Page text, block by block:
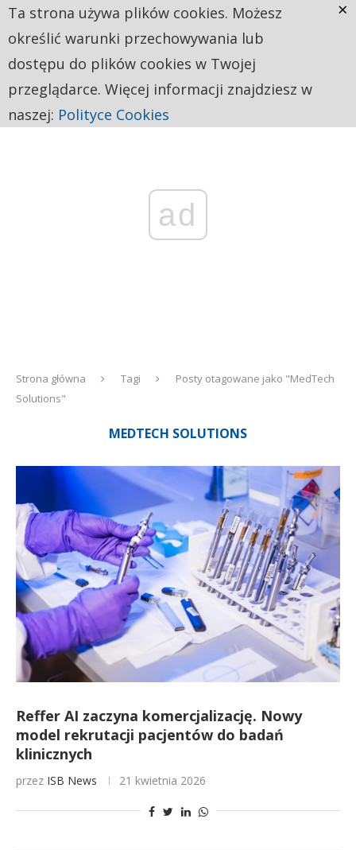
ad
Strona główna Tagi
Posty otagowane jako "MedTech
Solutions"
MEDTECH SOLUTIONS
Reffer AI zaczyna komercjalizację. Nowy
model rekrutacji pacjentów do badań
klinicznych
przez ISB News 21 kwietnia 2026
Ta strona używa plików cookies. Możesz
określić warunki przechowywania lub
dostępu do plików cookies w Twojej
przeglądarce. Więcej informacji znajdziesz w
naszej: Polityce Cookies
×